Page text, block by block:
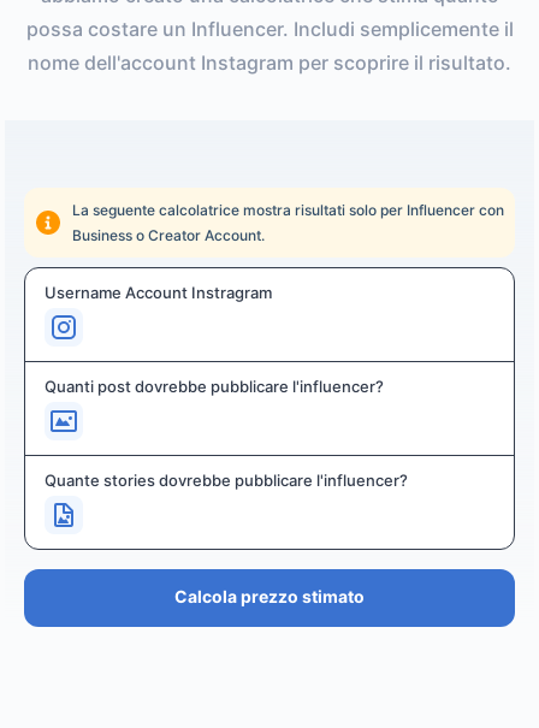
possa costare un Influencer. Includi semplicemente il
nome dell'account Instagram per scoprire il risultato.
La seguente calcolatrice mostra risultati solo per Influencer con
Business o Creator Account.
Username Account Instragram
Quanti post dovrebbe pubblicare l'influencer?
Quante stories dovrebbe pubblicare l'influencer?
Calcola prezzo stimato